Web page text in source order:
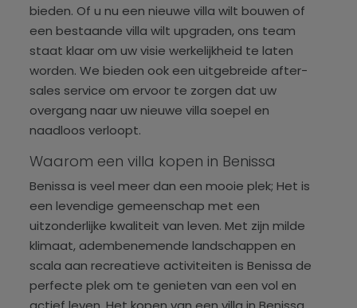
bieden. Of u nu een nieuwe villa wilt bouwen of
een bestaande villa wilt upgraden, ons team
staat klaar om uw visie werkelijkheid te laten
worden. We bieden ook een uitgebreide after-
sales service om ervoor te zorgen dat uw
overgang naar uw nieuwe villa soepel en
naadloos verloopt.
Waarom een villa kopen in Benissa
Benissa is veel meer dan een mooie plek; Het is
een levendige gemeenschap met een
uitzonderlijke kwaliteit van leven. Met zijn milde
klimaat, adembenemende landschappen en
scala aan recreatieve activiteiten is Benissa de
perfecte plek om te genieten van een vol en